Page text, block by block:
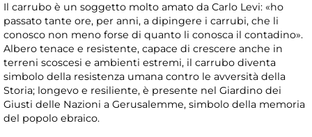
Il carrubo è un soggetto molto amato da Carlo Levi: «ho
passato tante ore, per anni, a dipingere i carrubi, che li
conosco non meno forse di quanto li conosca il contadino».
Albero tenace e resistente, capace di crescere anche in
terreni scoscesi e ambienti estremi, il carrubo diventa
simbolo della resistenza umana contro le avversità della
Storia; longevo e resiliente, è presente nel Giardino dei
Giusti delle Nazioni a Gerusalemme, simbolo della memoria
del popolo ebraico.